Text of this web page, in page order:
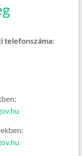
telefonszáma: